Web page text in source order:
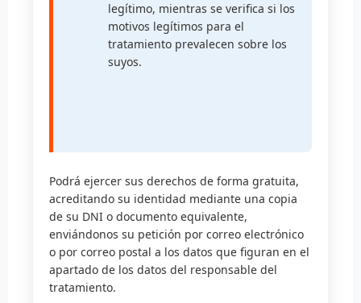
legítimo, mientras se verifica si los
motivos legítimos para el
tratamiento prevalecen sobre los
suyos.
Podrá ejercer sus derechos de forma gratuita,
acreditando su identidad mediante una copia
de su DNI o documento equivalente,
enviándonos su petición por correo electrónico
o por correo postal a los datos que figuran en el
apartado de los datos del responsable del
tratamiento.